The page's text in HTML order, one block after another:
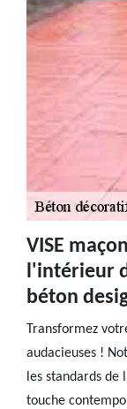
VISE
l'intérieur
béton
Transformez
audacieuses !
les standards
touche